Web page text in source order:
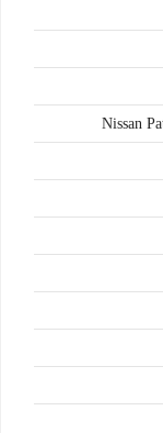
Nissan